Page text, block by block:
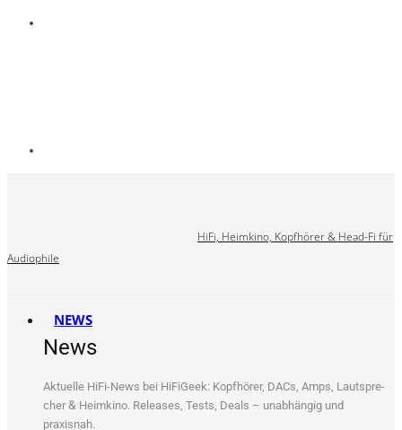
HiFi, Heimkino, Kopfhörer & Head-Fi für
Audiophile
NEWS
News
Aktu­el­le HiFi-News bei HiFi­Ge­ek: Kopf­hö­rer, DACs, Amps, Laut­spre­
cher & Heim­ki­no. Releases, Tests, Deals – unab­hän­gig und
praxisnah.